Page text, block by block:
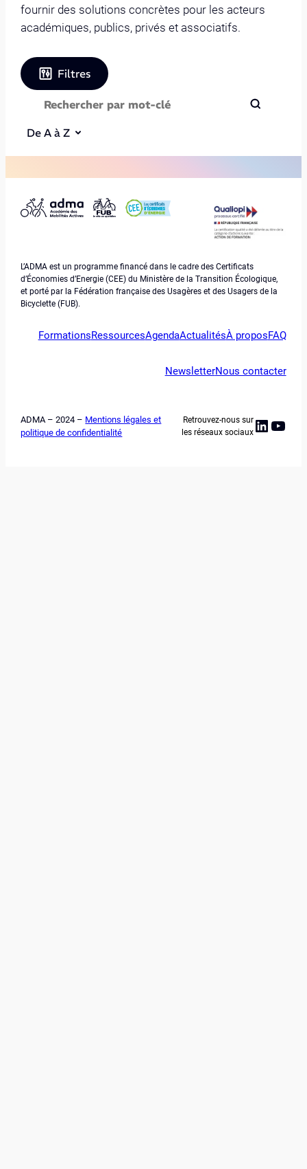
fournir des solutions concrètes pour les acteurs
académiques, publics, privés et associatifs.
Filtres
De A à Z
L’ADMA est un programme financé dans le cadre des Certificats
d’Économies d’Energie (CEE) du Ministère de la Transition Écologique,
et porté par la Fédération française des Usagères et des Usagers de la
Bicyclette (FUB).
FormationsRessourcesAgendaActualitésÀ proposFAQ
NewsletterNous contacter
ADMA – 2024 – Mentions légales et
politique de confidentialité
Retrouvez-nous sur
les réseaux sociaux